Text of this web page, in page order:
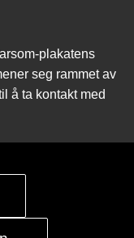
plakatens
seg rammet av
å ta kontakt med